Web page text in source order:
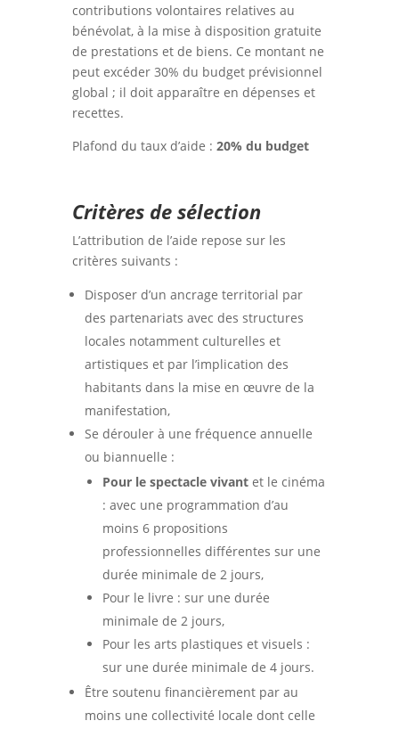
contributions volontaires relatives au
bénévolat, à la mise à disposition gratuite
de prestations et de biens. Ce montant ne
peut excéder 30% du budget prévisionnel
global ; il doit apparaître en dépenses et
recettes.
Plafond du taux d’aide : 20% du budget
Critères de sélection
L’attribution de l’aide repose sur les
critères suivants :
Disposer d’un ancrage territorial par
des partenariats avec des structures
locales notamment culturelles et
artistiques et par l’implication des
habitants dans la mise en œuvre de la
manifestation,
Se dérouler à une fréquence annuelle
ou biannuelle :
Pour le spectacle vivantet le cinéma
: avec une programmation d’au
moins 6 propositions
professionnelles différentes sur une
durée minimale de 2 jours,
Pour le livre : sur une durée
minimale de 2 jours,
Pour les arts plastiques et visuels :
sur une durée minimale de 4 jours.
Être soutenu financièrement par au
moins une collectivité locale dont celle